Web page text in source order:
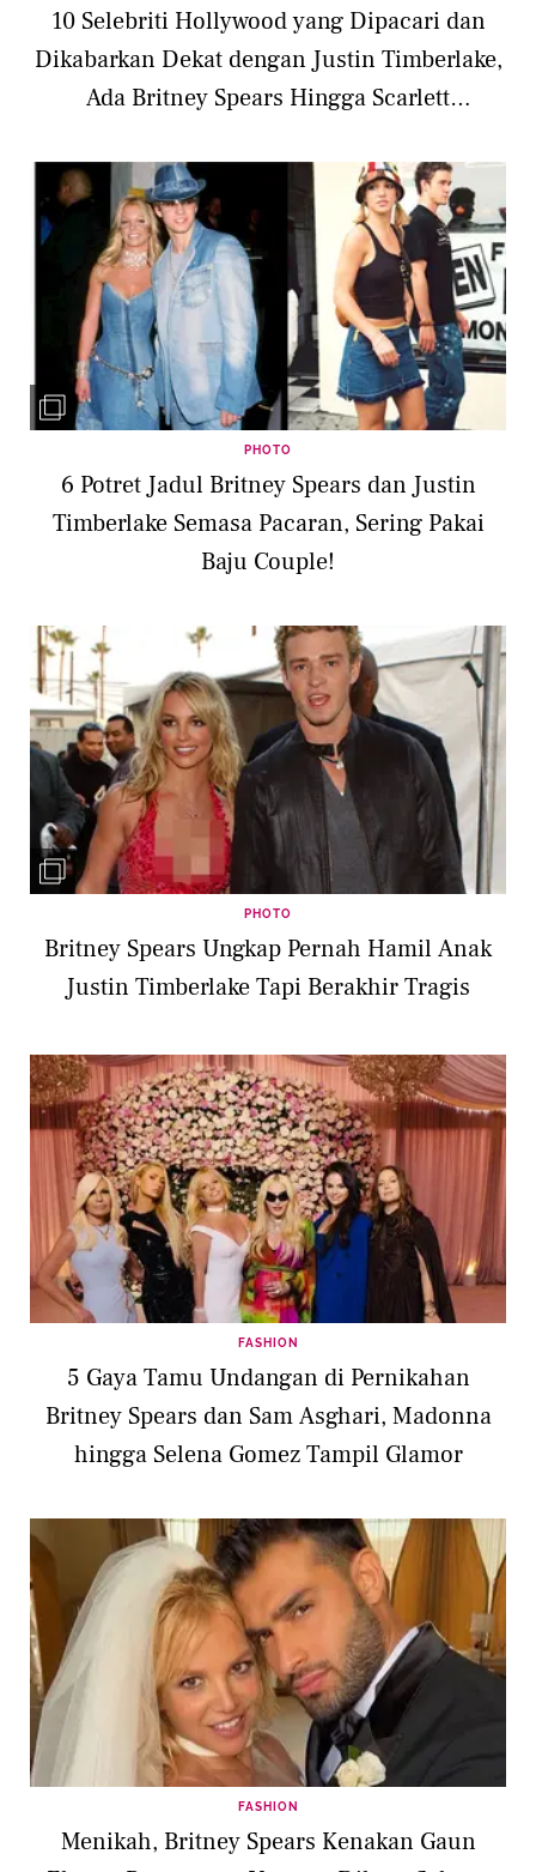
10 Selebriti Hollywood yang Dipacari dan
Dikabarkan Dekat dengan Justin Timberlake,
Ada Britney Spears Hingga Scarlett
PHOTO
6 Potret Jadul Britney Spears dan Justin
Timberlake Semasa Pacaran, Sering Pakai
Baju Couple!
PHOTO
Britney Spears Ungkap Pernah Hamil Anak
Justin Timberlake Tapi Berakhir Tragis
FASHION
5 Gaya Tamu Undangan di Pernikahan
Britney Spears dan Sam Asghari, Madonna
hingga Selena Gomez Tampil Glamor
FASHION
Menikah, Britney Spears Kenakan Gaun